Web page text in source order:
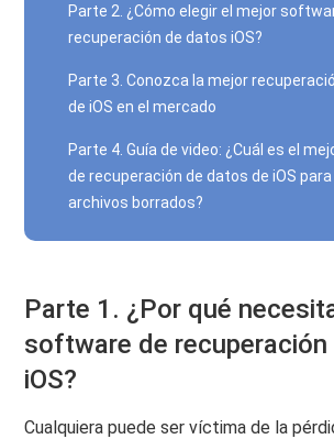
Parte 2. ¿Cómo elegir el mejor
recuperación de datos iOS?
Parte 3. Conozca la mejor
de iOS en el mercado
Parte 4. Guía de video: ¿Cuál es el
de recuperación de datos de iOS
archivos borrados?
Parte 1. ¿Por qué
software de
iOS?
Cualquiera puede ser víctima de la